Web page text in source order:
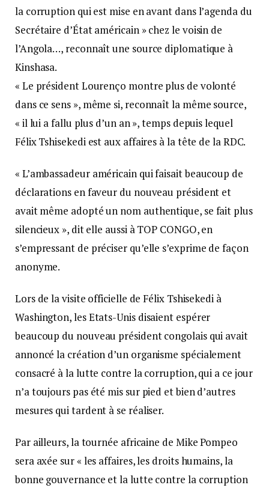
la corruption qui est mise en avant dans l’agenda du
Secrétaire d’État américain » chez le voisin de
l’Angola…, reconnaît une source diplomatique à
Kinshasa.
« Le président Lourenço montre plus de volonté
dans ce sens », même si, reconnaît la même source,
« il lui a fallu plus d’un an », temps depuis lequel
Félix Tshisekedi est aux affaires à la tête de la RDC.
« L’ambassadeur américain qui faisait beaucoup de
déclarations en faveur du nouveau président et
avait même adopté un nom authentique, se fait plus
silencieux », dit elle aussi à TOP CONGO, en
s’empressant de préciser qu’elle s’exprime de façon
anonyme.
Lors de la visite officielle de Félix Tshisekedi à
Washington, les Etats-Unis disaient espérer
beaucoup du nouveau président congolais qui avait
annoncé la création d’un organisme spécialement
consacré à la lutte contre la corruption, qui a ce jour
n’a toujours pas été mis sur pied et bien d’autres
mesures qui tardent à se réaliser.
Par ailleurs, la tournée africaine de Mike Pompeo
sera axée sur « les affaires, les droits humains, la
bonne gouvernance et la lutte contre la corruption